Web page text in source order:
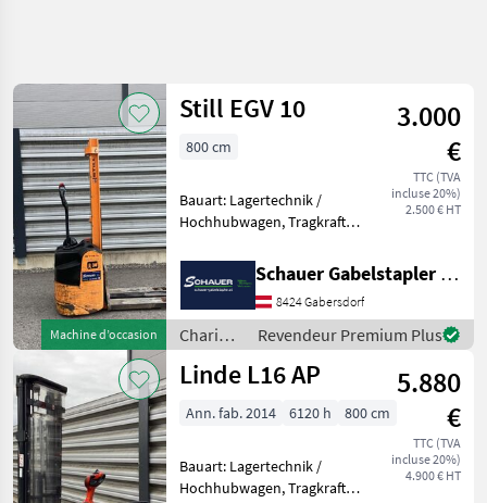
Catégorie 3 Pays Filtres
CHEMIN
ACTUEL
matériel
agricole
Chariots
Elevateurs
Et
Techniques
De Stockage
Transpalettes
CHOISIR
UNE
CATÉGORIE
Jungheinrich
35
Réinitialiser
132
résultats
Machine d’occasion
Still EGV 10
3.000
€
TTC (TVA
incluse 20%)
2.500 € HT
800 cm
Bauart: Lagertechnik /
Hochhubwagen, Tragkraft:
Bauhöhe: 1920mm,
Freihub: 1550mm,
Gabellänge: 1190mm,
Transpalette haute levée,
Entraînement
Schauer Gabelstapler GmbH
8424 Gabersdorf
Chariots
élévateurs
et
de
/ Still
Revendeur Premium Plus
Linde L16 AP
5.880
€
TTC (TVA
incluse 20%)
4.900 € HT
Ann. fab. 2014 6120 h 800 cm
Bauart: Lagertechnik /
Hochhubwagen, Tragkraft: